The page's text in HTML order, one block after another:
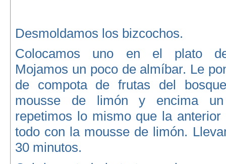
Desmoldamos los bizcochos.
Colocamos uno en el plato de
Mojamos un poco de almíbar. Le
de compota de frutas del
mousse de limón y encima
repetimos lo mismo que la anterior
todo con la mousse de limón.
30 minutos.